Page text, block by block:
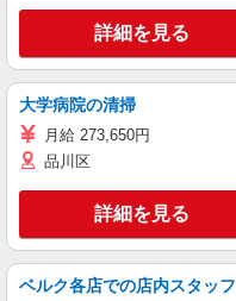
詳細を見る
大学病院の清掃
月給 273,650円
品川区
詳細を見る
ベルク各店での店内スタッフ